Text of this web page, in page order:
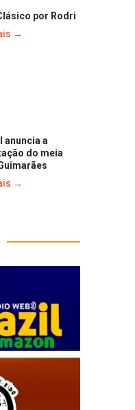
por Rodri
→
anuncia a
do meia
→